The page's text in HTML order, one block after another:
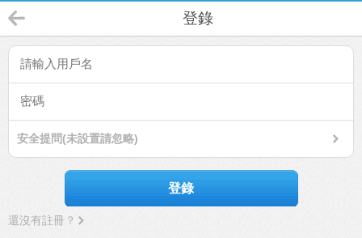
登錄
安全提問(未設置請忽略)
登錄
還沒有註冊？